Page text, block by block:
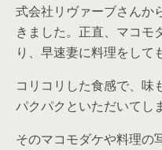
式会社リヴァーブさんか
きました。正直、マコモ
り、早速妻に料理をして
コリコリした食感で、味
パクパクといただいてし
そのマコモダケや料理